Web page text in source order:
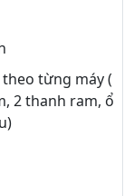
từng máy (
2 thanh ram, ổ